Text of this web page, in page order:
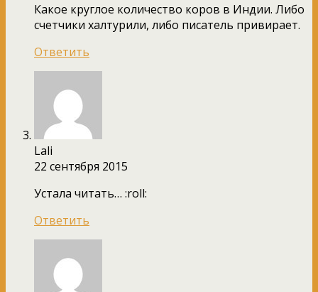
Какое круглое количество коров в Индии. Либо
счетчики халтурили, либо писатель привирает.
Ответить
Lali
22 сентября 2015
Устала читать… :roll:
Ответить